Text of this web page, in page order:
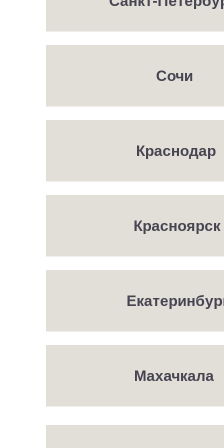
Красноярск
Краснодар
Сочи
Махачкала